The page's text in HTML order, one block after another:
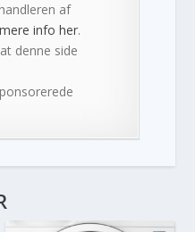
af
info her.
denne side